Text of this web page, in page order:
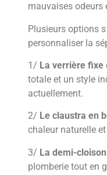
mauvaises odeurs
Plusieurs options
personnaliser la
1/ La verrière fixe
totale et un style
actuellement.
2/ Le claustra en
chaleur naturelle
3/ La demi-cloison
plomberie tout en